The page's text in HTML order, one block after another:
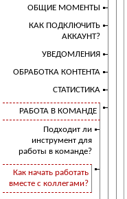
ОБЩИЕ МОМЕНТЫ
КАК ПОДКЛЮЧИТЬ
АККАУНТ?
УВЕДОМЛЕНИЯ
ОБРАБОТКА КОНТЕНТА
СТАТИСТИКА
РАБОТА В КОМАНДЕ
Подходит ли
инструмент для
работы в команде?
Как начать работать
вместе с коллегами?